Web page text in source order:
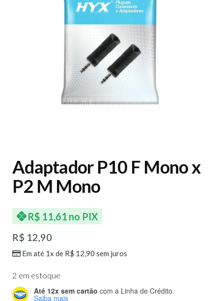
Adaptador P10 F Mono x
P2 M Mono
R$ 12,90
Em até 1x de R$ 12,90 sem juros
R$ 11,61 no PIX
2 em estoque
Até 12x sem cartão com a Linha de Crédito.
Saiba mais